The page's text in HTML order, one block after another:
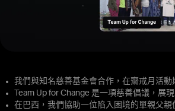
我們與知名慈善基金會合作，在齋戒月活動
Team Up for Change 是一項慈善倡議，展
在巴西，我們協助一位陷入困境的單親父親